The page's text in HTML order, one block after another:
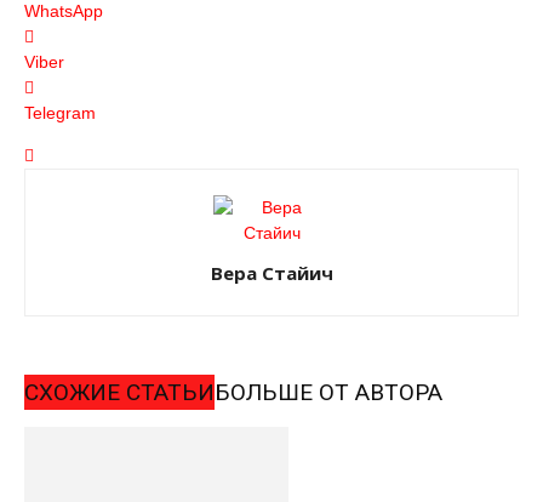
WhatsApp
Viber
Telegram
Вера Стайич
СХОЖИЕ СТАТЬИБОЛЬШЕ ОТ АВТОРА